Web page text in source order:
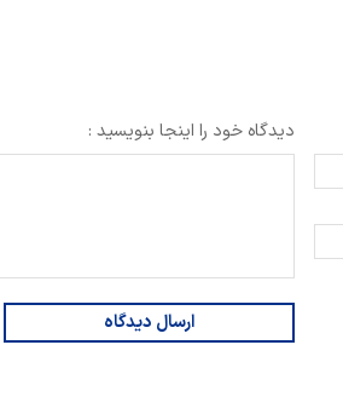
دیدگاه خود را اینجا بنویسید :
ارسال دیدگاه